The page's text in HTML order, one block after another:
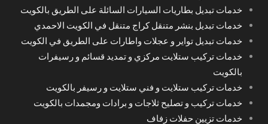
خدمات تبديل بطاريات السيارات السائلة على الطريق بالكويت
خدمات تبديل بنشر متنقل كراج متنقل في الكويت الاحمدي
خدمات تبديل تواير و عجلات واطارات على الطريق في الكويت
خدمات تركيب ستلايت مركزي و تمديد قسائم و رسيفرات
بالكويت
خدمات تركيب ستلايت و فني ستلايت و رسيفر بالكويت
خدمات تركيب و تصليح ثلاجات و برادات ومجمدات بالكويت
خدمات تزيين حفلات زفاف